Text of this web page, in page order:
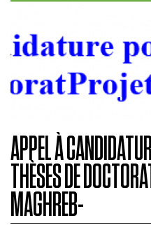
APPEL À
THÈSES DE
MAGHREB-